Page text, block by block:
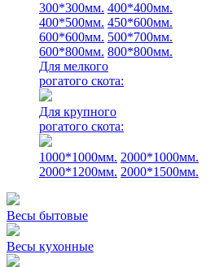
300*300мм. 400*400мм.
400*500мм. 450*600мм.
600*600мм. 500*700мм.
600*800мм. 800*800мм.
Для мелкого
рогатого скота:
Для крупного
рогатого скота:
1000*1000мм. 2000*1000мм.
2000*1200мм. 2000*1500мм.
Весы бытовые
Весы кухонные